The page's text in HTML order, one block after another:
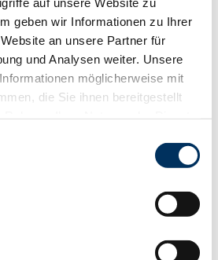
geben wir Informationen zu Ihrer
an unsere Partner für
und Analysen weiter. Unsere
möglicherweise mit
die Sie ihnen bereitgestellt
Webseite weiterhin nutzen.
100 112 124
113
110
103